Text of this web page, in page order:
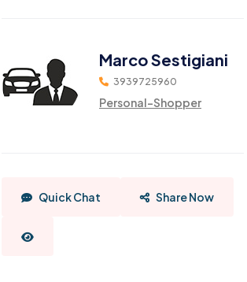
Marco Sestigiani
3939725960
Personal-Shopper
Quick Chat Share Now